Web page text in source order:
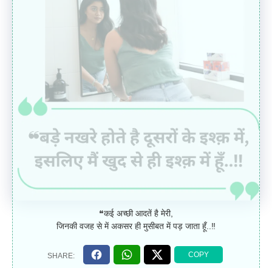
❝कई अच्छी आदतें है मेरी,
जिनकी वजह से में अकसर ही मुसीबत में पड़ जाता हूँ..‼